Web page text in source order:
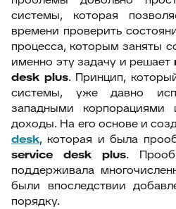
системы, которая
времени проверить
процесса, которым заняты
именно эту задачу и решает
desk plus. Принцип,
системы, уже давно
западными корпорациями
доходы. На его основе и
desk, которая и была
service desk plus.
поддерживала
были впоследствии
порядку.